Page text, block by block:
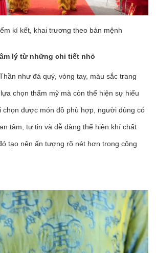
kí kết, khai trương theo bản mệnh
lý từ những chi tiết nhỏ
như đá quý, vòng tay, màu sắc trang
chọn thẩm mỹ mà còn thể hiện sự hiểu
chọn được món đồ phù hợp, người dùng có
tâm, tự tin và dễ dàng thể hiện khí chất
tạo nên ấn tượng rõ nét hơn trong công